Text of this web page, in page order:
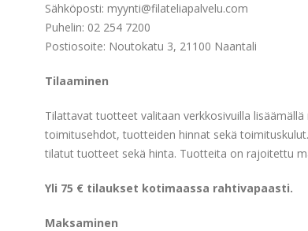
Sähköposti: myynti@filateliapalvelu.com
Puhelin: 02 254 7200
Postiosoite: Noutokatu 3, 21100 Naantali
Tilaaminen
Tilattavat tuotteet valitaan verkkosivuilla
toimitusehdot, tuotteiden hinnat sekä
tilatut tuotteet sekä hinta. Tuotteita on rajoitettu
Yli 75 € tilaukset kotimaassa rahtivapaasti.
Maksaminen